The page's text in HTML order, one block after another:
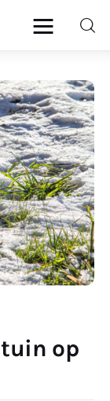
op